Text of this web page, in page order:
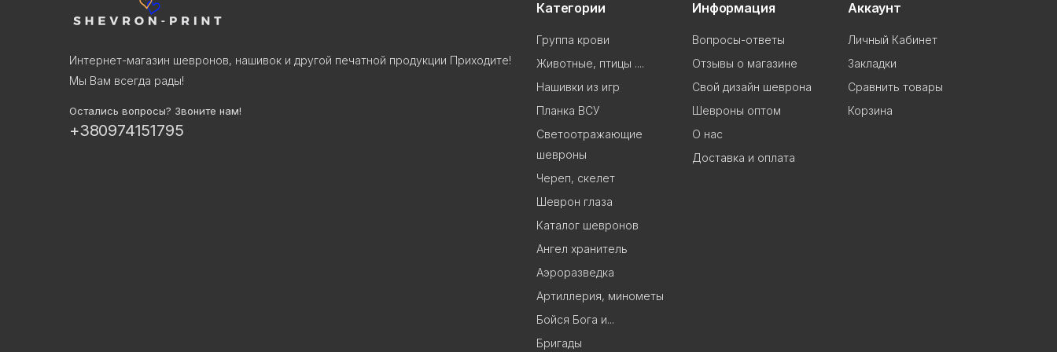
Интернет-магазин шевронов, нашивок и другой печатной продукции Приходите!
Мы Вам всегда рады!
Остались вопросы? Звоните нам!
+380974151795
Категории
Группа крови
Животные, птицы ....
Нашивки из игр
Планка ВСУ
Светоотражающие
шевроны
Череп, скелет
Шеврон глаза
Каталог шевронов
Ангел хранитель
Аэроразведка
Артиллерия, минометы
Бойся Бога и...
Бригады
Информация
Вопросы-ответы
Отзывы о магазине
Свой дизайн шеврона
Шевроны оптом
О нас
Доставка и оплата
Аккаунт
Личный Кабинет
Закладки
Сравнить товары
Корзина